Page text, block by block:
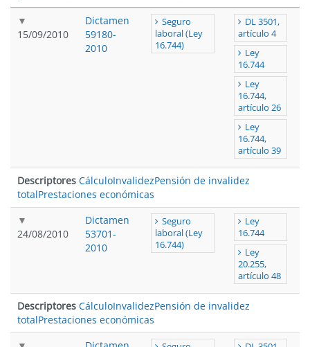
15/09/2010
Dictamen
59180-
2010
Seguro
laboral (Ley
16.744)
DL 3501,
artículo 4
Ley
16.744
Ley
16.744,
artículo 26
Ley
16.744,
artículo 39
Descriptores CálculoInvalidezPensión de invalidez
totalPrestaciones económicas
24/08/2010
Dictamen
53701-
2010
Seguro
laboral (Ley
16.744)
Ley
16.744
Ley
20.255,
artículo 48
Descriptores CálculoInvalidezPensión de invalidez
totalPrestaciones económicas